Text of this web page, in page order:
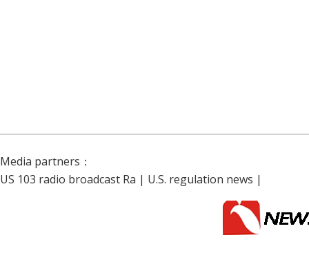
Media partners：
US 103 radio broadcast Ra | U.S. regulation news |